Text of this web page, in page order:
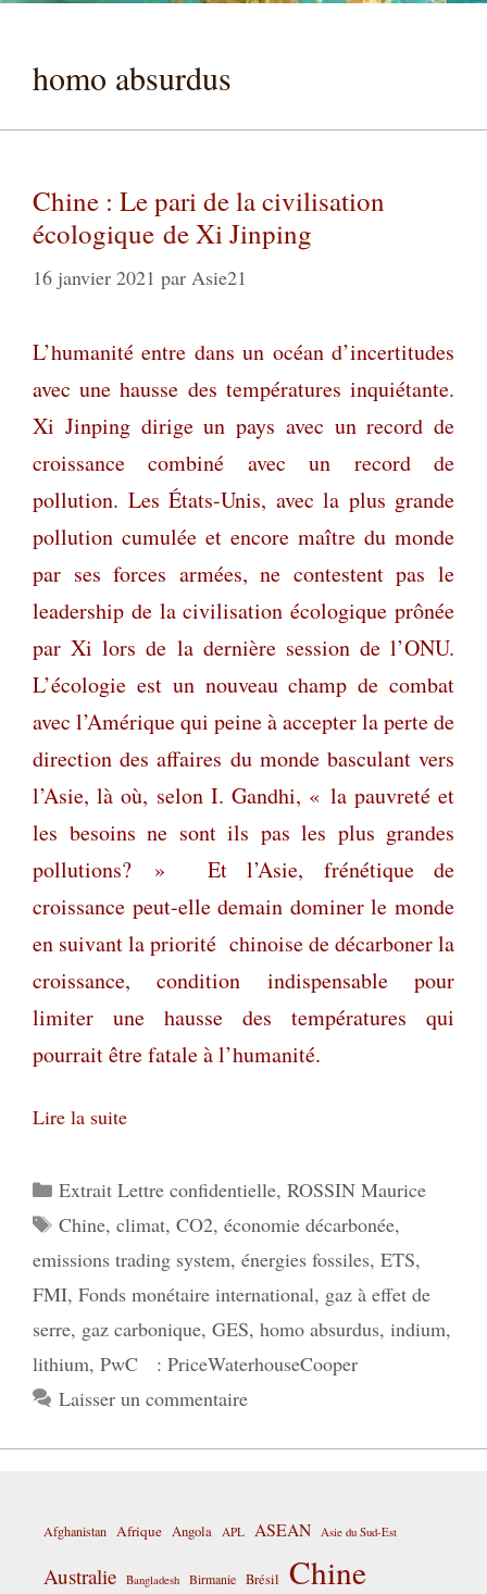
homo absurdus
Chine : Le pari de la civilisation
écologique de Xi Jinping
16 janvier 2021 par Asie21
L’humanité entre dans un océan d’incertitudes
avec une hausse des températures inquiétante.
Xi Jinping dirige un pays avec un record de
croissance combiné avec un record de
pollution. Les États-Unis, avec la plus grande
pollution cumulée et encore maître du monde
par ses forces armées, ne contestent pas le
leadership de la civilisation écologique prônée
par Xi lors de la dernière session de l’ONU.
L’écologie est un nouveau champ de combat
avec l’Amérique qui peine à accepter la perte de
direction des affaires du monde basculant vers
l’Asie, là où, selon I. Gandhi, « la pauvreté et
les besoins ne sont ils pas les plus grandes
pollutions? »
Et l’Asie, frénétique de
croissance peut-elle demain dominer le monde
en suivant la priorité chinoise de décarboner la
croissance, condition indispensable pour
limiter une hausse des températures qui
pourrait être fatale à l’humanité.
Lire la suite
Catégories
Extrait Lettre confidentielle, ROSSIN Maurice
Étiquettes
Chine, climat, CO2, économie décarbonée,
emissions trading system, énergies fossiles, ETS,
FMI, Fonds monétaire international, gaz à effet de
serre, gaz carbonique, GES, homo absurdus, indium,
lithium, PwC : PriceWaterhouseCooper
Laisser un commentaire
Afghanistan Afrique Angola APL ASEAN Asie du Sud-Est
Australie Bangladesh Birmanie Brésil Chine